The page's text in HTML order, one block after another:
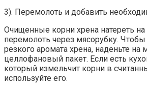
3). Перемолоть и добавить
Очищенные корни хрена натереть
перемолоть через мясорубку.
резкого аромата хрена, наденьте на
целлофановый пакет. Если есть
который измельчит корни в
используйте его.